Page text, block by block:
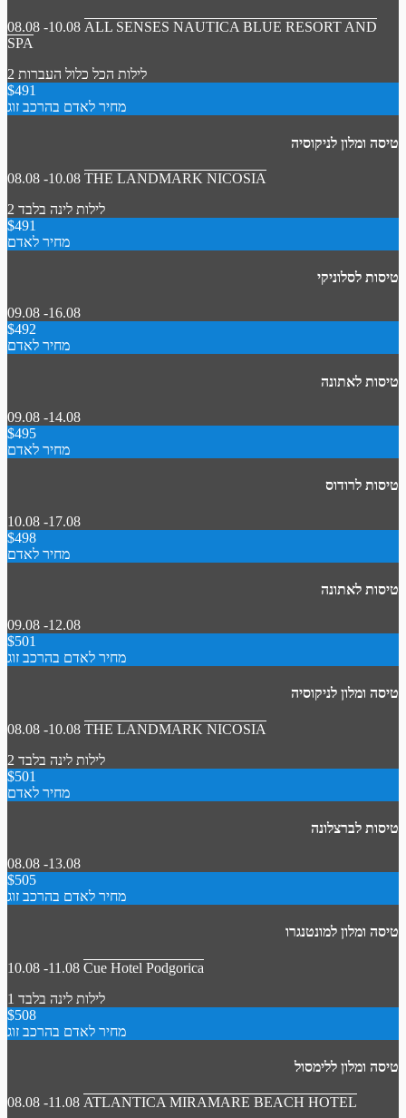
08.08 -10.08 ALL SENSES NAUTICA BLUE RESORT AND
SPA
2 לילות הכל כלול העברות
$491
מחיר לאדם בהרכב זוג
טיסה ומלון לניקוסיה
08.08 -10.08 THE LANDMARK NICOSIA
2 לילות לינה בלבד
$491
מחיר לאדם
טיסות לסלוניקי
09.08 -16.08
$492
מחיר לאדם
טיסות לאתונה
09.08 -14.08
$495
מחיר לאדם
טיסות לרודוס
10.08 -17.08
$498
מחיר לאדם
טיסות לאתונה
09.08 -12.08
$501
מחיר לאדם בהרכב זוג
טיסה ומלון לניקוסיה
08.08 -10.08 THE LANDMARK NICOSIA
2 לילות לינה בלבד
$501
מחיר לאדם
טיסות לברצלונה
08.08 -13.08
$505
מחיר לאדם בהרכב זוג
טיסה ומלון למונטנגרו
10.08 -11.08 Cue Hotel Podgorica
1 לילות לינה בלבד
$508
מחיר לאדם בהרכב זוג
טיסה ומלון ללימסול
08.08 -11.08 ATLANTICA MIRAMARE BEACH HOTEL